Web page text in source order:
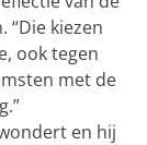
kiezen
ook tegen
met de
en hij